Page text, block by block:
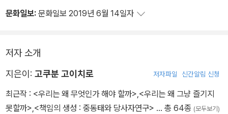
그런 의지를 발휘하지 않은 인물로) 갑자기 바뀌어버리는 것이다.
로 선택할 수 있는 상황에 있었다. 그런데 너는 밤새 자지 않는 것을
선택했다. 그런 탓에 지금 너는 수업 중인데도 졸고 앉아 있다. 졸음의
책임은 너 자신에게 있다. 너는 질책당해 마땅하다’라는 것이다.
이로부터 알 수 있는 것은 사람이 능동적이었기 때문에 책임이 지워
진다기보다는 책임 있는 존재로 간주해도 좋다고 판단되었을 때 능동
_ ‘제1장 능동과 수동을 둘러싼 문제들’ 중에서
_ ‘제3장 중동태의 의미론’ 중에서
일상생활에서 선택은 부단히 행해지고 있다. 사람은 의식하지 않더라
수 없다. 그렇다면 이렇게 결론지을 수 있을 것 같다. ‘의지와 선택은
_ ‘제5장 의지와 선택’ 중에서
문화일보: 문화일보 2019년 6월 14일자
저자 소개
지은이: 고쿠분 고이치로 저자파일 신간알림 신청
최근작 : <우리는 왜 무엇인가 해야 할까>,<우리는 왜 그냥 즐기지
못할까>,<책임의 생성 : 중동태와 당사자연구> … 총 64종 (모두보기)